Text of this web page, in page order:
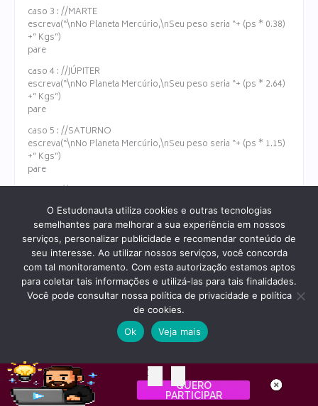
caso 3 : //MARTE
escreva(“\nNo Planeta Mercúrio,\nSeu peso seria “+ (ps * 0.38)
+” Kgs”)
pare
caso 4 : //JÚPITER
escreva(“\nNo Planeta Mercúrio,\nSeu peso seria “+ (ps * 2.64)
+” Kgs”)
pare
caso 5 : //SATURNO
escreva(“\nNo Planeta Mercúrio,\nSeu peso seria “+ (ps * 1.15)
+” Kgs”)
pare
escreva(“\nNo Planeta Mercúrio,\nSeu peso seria “+ (ps * 1.17)
+” Kgs”)
pare
caso contrario : //DIGITOU ERRADO
escreva(“\nNão existe planeta selecionado para realizar o
cálculo\nTente novamente.”)
pare
}
– MAIOR, INTERM, MENOR
Matheus Vidal Tenório
02
Dias
12
Horas
QUERO
PARTICIPAR
O Estudonauta utiliza cookies e outras tecnologias
semelhantes para melhorar a sua experiência em nossos
serviços, personalizar publicidade e recomendar conteúdo de
seu interesse. Ao utilizar nossos serviços, você concorda
com tal monitoramento. Com esta autorização estamos aptos
para coletar tais informações e utilizá-las para tais finalidades.
Você pode consultar nossa política de privacidade e política
de cookies.
Ok
Veja mais